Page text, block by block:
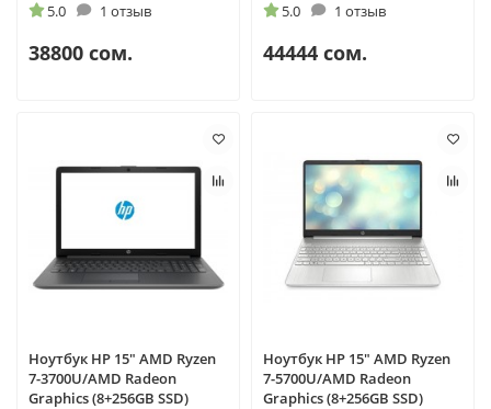
5.0 1 отзыв
38800 сом.
5.0 1 отзыв
44444 сом.
Ноутбук HP 15" AMD Ryzen
7-3700U/AMD Radeon
Graphics (8+256GB SSD)
Ноутбук HP 15" AMD Ryzen
7-5700U/AMD Radeon
Graphics (8+256GB SSD)